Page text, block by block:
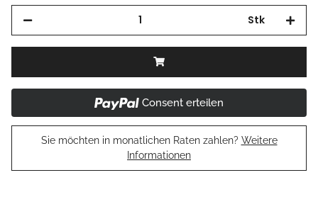
Stk
Consent erteilen
Sie möchten in monatlichen Raten zahlen? Weitere
Informationen